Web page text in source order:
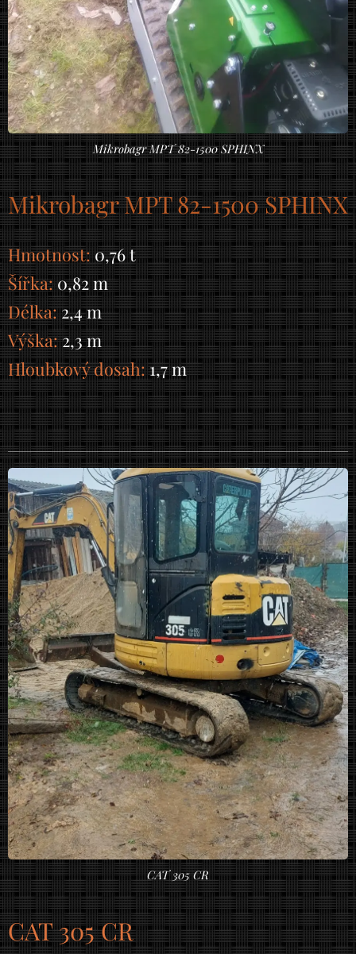
Mikrobagr MPT 82-1500 SPHINX
Mikrobagr MPT 82-1500 SPHINX
Hmotnost: 0,76 t
Šířka: 0,82 m
Délka:2,4 m
Výška:2,3 m
Hloubkový dosah:1,7 m
CAT 305 CR
CAT 305 CR